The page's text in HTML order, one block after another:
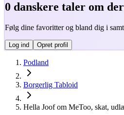
0 danskere taler om
Følg dine favoritter og bland dig i
Log ind Opret profil
Podland
Borgerlig Tabloid
Hella Joof om MeToo, skat,